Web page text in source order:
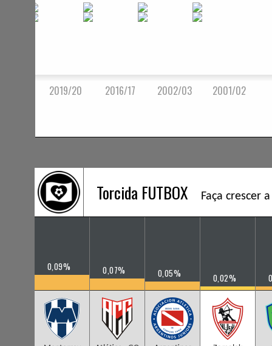
2019/20 2016/17 2002/03 2001/02
Torcida FUTBOX Faça crescer
0,09% 0,07% 0,05% 0,02%